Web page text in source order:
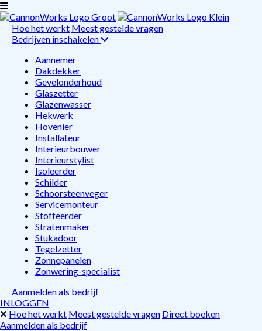
Hoe het werkt Meest gestelde vragen
Bedrijven inschakelen
Aannemer
Dakdekker
Gevelonderhoud
Glaszetter
Glazenwasser
Hekwerk
Hovenier
Installateur
Interieurbouwer
Interieurstylist
Isoleerder
Schilder
Schoorsteenveger
Servicemonteur
Stoffeerder
Stratenmaker
Stukadoor
Tegelzetter
Zonnepanelen
Zonwering-specialist
Aanmelden als bedrijf
INLOGGEN
Hoe het werkt Meest gestelde vragen Direct boeken
Aanmelden als bedrijf